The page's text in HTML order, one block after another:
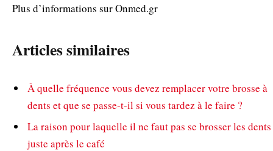
Plus d’informations sur Onmed.gr
Articles similaires
À quelle fréquence vous devez remplacer votre brosse à
dents et que se passe-t-il si vous tardez à le faire ?
La raison pour laquelle il ne faut pas se brosser les dents
juste après le café